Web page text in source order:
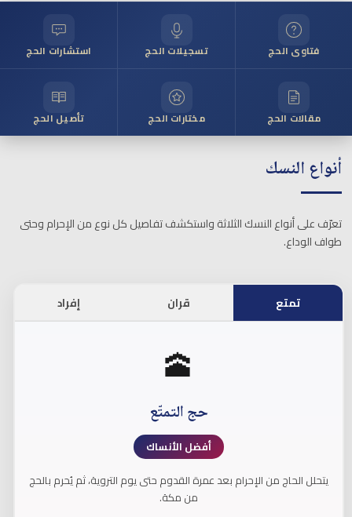
فتاوى الحج تسجيلات الحج استشارات الحج
مقالات الحج مختارات الحج تأصيل الحج
أنواع النسك
تعرّف على أنواع النسك الثلاثة واستكشف تفاصيل كل نوع من الإحرام وحتى
طواف الوداع.
تمتع قران إفراد
🕋
حج التمتّع
أفضل الأنساك
يتحلل الحاج من الإحرام بعد عمرة القدوم حتى يوم التروية، ثم يُحرم بالحج
من مكة.